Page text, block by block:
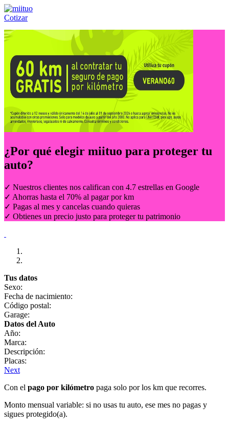
Cotizar
Llámanos al:(55) 84-21-05-00 ó
¿Por qué elegir miituo para proteger tu
auto?
✓ Nuestros clientes nos califican con 4.7 estrellas en Google
✓ Ahorras hasta el 70% al pagar por km
✓ Pagas al mes y cancelas cuando quieras
✓ Obtienes un precio justo para proteger tu patrimonio
Tus datos
Sexo:
Fecha de nacimiento:
Código postal:
Garage:
Datos del Auto
Año:
Marca:
Descripción:
Placas:
Next
Con el pago por kilómetro paga solo por los km que recorres.
Monto mensual variable: si no usas tu auto, ese mes no pagas y
sigues protegido(a).